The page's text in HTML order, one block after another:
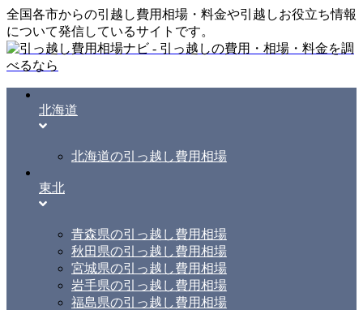
全国各市からの引越し費用相場・料金や引越しお役立ち情報
について発信しているサイトです。
北海道
北海道の引っ越し費用相場
東北
青森県の引っ越し費用相場
秋田県の引っ越し費用相場
宮城県の引っ越し費用相場
岩手県の引っ越し費用相場
福島県の引っ越し費用相場